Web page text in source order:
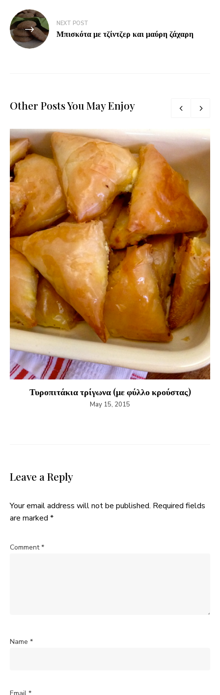
NEXT POST
Μπισκότα με τζίντζερ και μαύρη ζάχαρη
Other Posts You May Enjoy
Τυροπιτάκια τρίγωνα (με φύλλο κρούστας)
May 15, 2015
Leave a Reply
Your email address will not be published. Required fields
are marked *
Comment*
Name *
Email *